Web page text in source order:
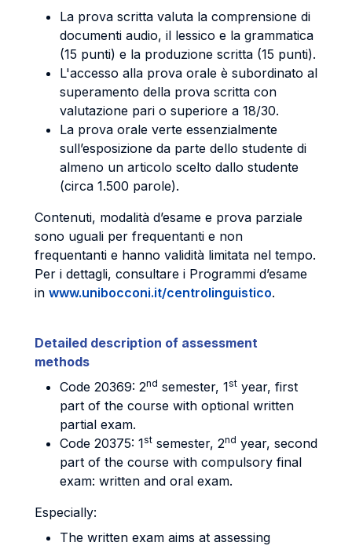
La prova scritta valuta la comprensione di
documenti audio, il lessico e la grammatica
(15 punti) e la produzione scritta (15 punti).
L'accesso alla prova orale è subordinato al
superamento della prova scritta con
valutazione pari o superiore a 18/30.
La prova orale verte essenzialmente
sull’esposizione da parte dello studente di
almeno un articolo scelto dallo studente
(circa 1.500 parole).
Contenuti, modalità d’esame e prova parziale
sono uguali per frequentanti e non
frequentanti e hanno validità limitata nel tempo.
Per i dettagli, consultare i Programmi d’esame
in www.unibocconi.it/centrolinguistico.
Detailed description of assessment
methods
Code 20369: 2nd semester, 1st year, first
part of the course with optional written
partial exam.
Code 20375: 1st semester, 2nd year, second
part of the course with compulsory final
exam: written and oral exam.
Especially:
The written exam aims at assessing